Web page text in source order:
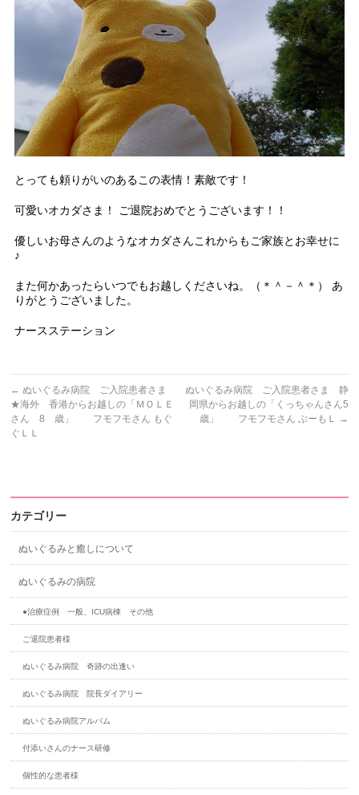
とっても頼りがいのあるこの表情！素敵です！
可愛いオカダさま！ ご退院おめでとうございます！！
優しいお母さんのようなオカダさんこれからもご家族とお幸せに
♪
また何かあったらいつでもお越しくださいね。（＊＾－＾＊） あ
りがとうございました。
ナースステーション
← ぬいぐるみ病院 ご入院患者さま
★海外 香港からお越しの「ＭＯＬＥ
さん 8 歳」 フモフモさん もぐ
ぐＬＬ
ぬいぐるみ病院 ご入院患者さま 静
岡県からお越しの「くっちゃんさん5
歳」 フモフモさん ぶーもＬ →
カテゴリー
ぬいぐるみと癒しについて
ぬいぐるみの病院
●治療症例 一般、ICU病棟 その他
ご退院患者様
ぬいぐるみ病院 奇跡の出逢い
ぬいぐるみ病院 院長ダイアリー
ぬいぐるみ病院アルバム
付添いさんのナース研修
個性的な患者様